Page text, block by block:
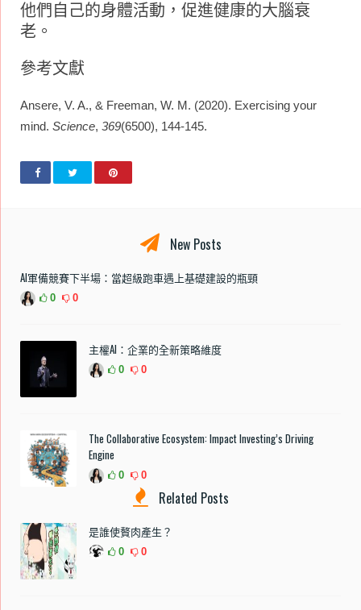
他們自己的身體活動，促進健康的大腦衰
老。
參考文獻
Ansere, V. A., & Freeman, W. M. (2020). Exercising your
mind. Science, 369(6500), 144-145.
New Posts
AI軍備競賽下半場：當超級跑車遇上基礎建設的瓶頸
0 0
主權AI：企業的全新策略維度
0 0
The Collaborative Ecosystem: Impact Investing’s Driving
Engine
0 0
Related Posts
是誰使贅肉產生？
0 0